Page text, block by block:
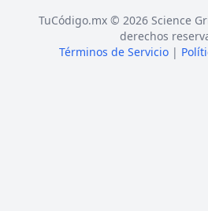
TuCódigo.mx © 2026 Science
derechos
Términos de Servicio |